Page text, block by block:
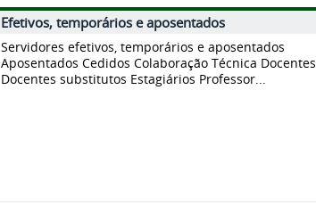
Efetivos, temporários e aposentados
Servidores efetivos, temporários e aposentados
Aposentados Cedidos Colaboração Técnica Docentes
Docentes substitutos Estagiários Professor...